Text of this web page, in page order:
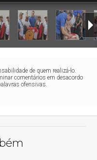
de quem realizá-lo.
comentários em desacordo
ofensivas.